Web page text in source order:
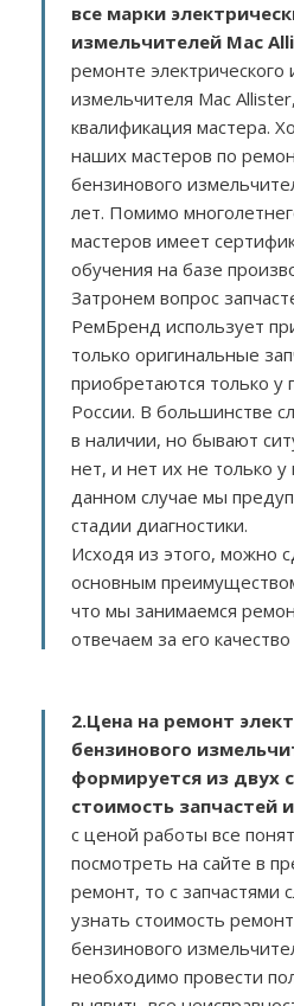
все марки
измельчителей Mac
ремонте электрического
измельчителя Mac
квалификация мастера.
наших мастеров по
бензинового
лет. Помимо
мастеров имеет
обучения на базе
Затронем вопрос
РемБренд использует
только оригинальные
приобретаются только у
России. В большинстве
в наличии, но бывают
нет, и нет их не только у
данном случае мы
стадии диагностики.
Исходя из этого, можно
основным
что мы занимаемся
отвечаем за его
2.Цена на ремонт
бензинового
формируется из двух
стоимость запчастей
с ценой работы все
посмотреть на сайте в
ремонт, то с запчастями
узнать стоимость
бензинового
необходимо провести